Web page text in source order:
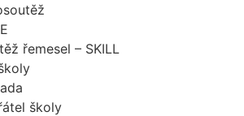
řemesel – SKILL
školy